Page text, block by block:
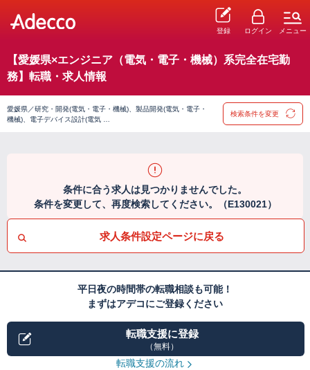
登録 ログイン メニュー
【愛媛県×エンジニア（電気・電子・機械）系完全在宅勤
務】転職・求人情報
愛媛県／研究・開発(電気・電子・機械)、製品開発(電気・電子・
機械)、電子デバイス設計(電気 …
検索条件を変更
条件に合う求人は見つかりませんでした。
条件を変更して、再度検索してください。（E130021）
求人条件設定ページに戻る
平日夜の時間帯の転職相談も可能！
まずはアデコにご登録ください
転職支援に登録
（無料）
転職支援の流れ